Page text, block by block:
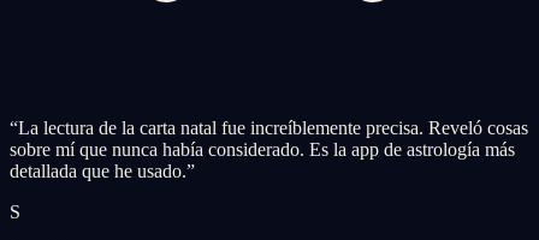
“La lectura de la carta natal fue increíblemente precisa. Reveló cosas
sobre mí que nunca había considerado. Es la app de astrología más
detallada que he usado.”
S